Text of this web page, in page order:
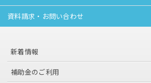
資料請求・お問い合わせ
新着情報
補助金のご利用